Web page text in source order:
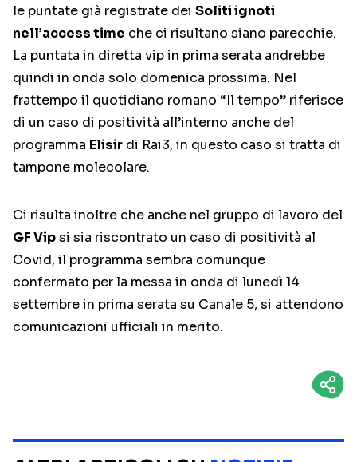
le puntate già registrate dei Soliti ignoti
nell’access time che ci risultano siano parecchie.
La puntata in diretta vip in prima serata andrebbe
quindi in onda solo domenica prossima. Nel
frattempo il quotidiano romano “Il tempo” riferisce
di un caso di positività all’interno anche del
programma Elisir di Rai3, in questo caso si tratta di
tampone molecolare.
Ci risulta inoltre che anche nel gruppo di lavoro del
GF Vipsi sia riscontrato un caso di positività al
Covid, il programma sembra comunque
confermato per la messa in onda di lunedì 14
settembre in prima serata su Canale 5, si attendono
comunicazioni ufficiali in merito.